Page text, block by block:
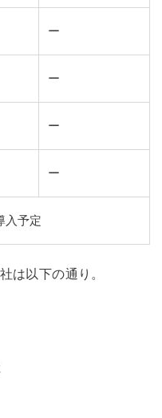
ー
ー
ー
ー
入予定
は以下の通り。